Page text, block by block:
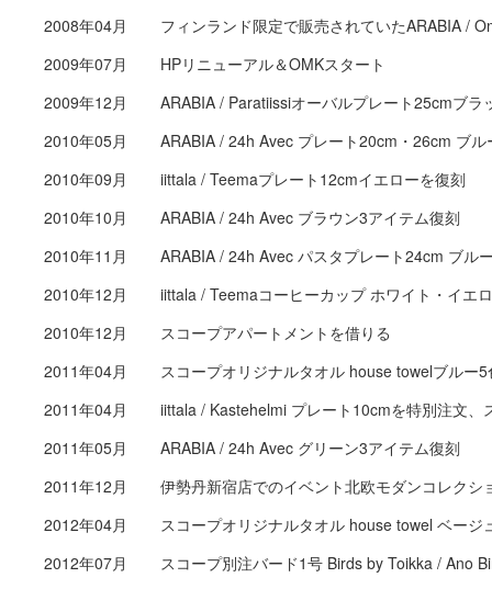
2008年04月
フィンランド限定で販売されていたARABIA /
2009年07月
HPリニューアル＆OMKスタート
2009年12月
ARABIA / Paratiissiオーバルプレート25cmブラ
2010年05月
ARABIA / 24h Avec プレート20cm・26cm ブル
2010年09月
iittala / Teemaプレート12cmイエローを復刻
2010年10月
ARABIA / 24h Avec ブラウン3アイテム復刻
2010年11月
ARABIA / 24h Avec パスタプレート24cm ブル
2010年12月
iittala / Teemaコーヒーカップ ホワイト・イエ
2010年12月
スコープアパートメントを借りる
2011年04月
スコープオリジナルタオル house towelブルー5
2011年04月
iittala / Kastehelmi プレート10cmを特別注文、
2011年05月
ARABIA / 24h Avec グリーン3アイテム復刻
2011年12月
伊勢丹新宿店でのイベント北欧モダンコレクシ
2012年04月
スコープオリジナルタオル house towel ベージ
2012年07月
スコープ別注バード1号 Birds by Toikka / Ano